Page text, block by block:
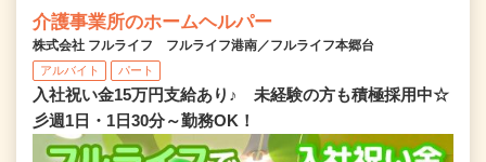
介護事業所のホームヘルパー
株式会社 フルライフ フルライフ港南／フルライフ本郷台
アルバイト パート
入社祝い金15万円支給あり♪ 未経験の方も積極採用中☆
彡週1日・1日30分～勤務OK！